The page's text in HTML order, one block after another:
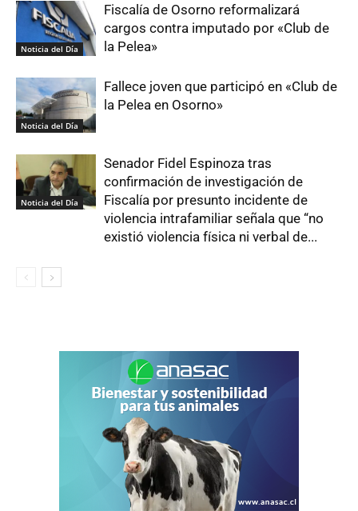
Noticia del Día
Fiscalía de Osorno reformalizará
cargos contra imputado por «Club de
la Pelea»
Noticia del Día
Fallece joven que participó en «Club de
la Pelea en Osorno»
Noticia del Día
Senador Fidel Espinoza tras
confirmación de investigación de
Fiscalía por presunto incidente de
violencia intrafamiliar señala que “no
existió violencia física ni verbal de...